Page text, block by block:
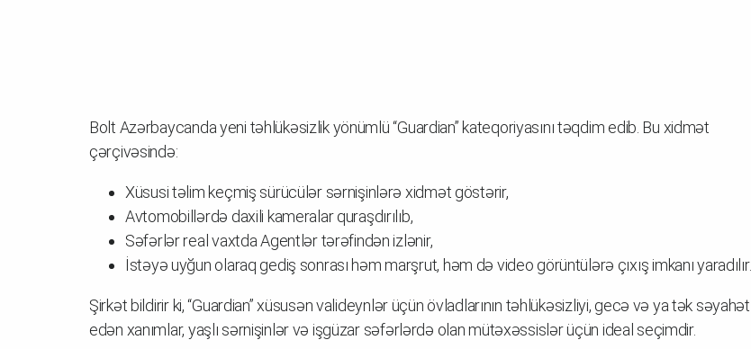
Bolt Azərbaycanda yeni təhlükəsizlik yönümlü “Guardian” kateqoriyasını təqdim edib. Bu xidmət
çərçivəsində:
Xüsusi təlim keçmiş sürücülər sərnişinlərə xidmət göstərir,
Avtomobillərdə daxili kameralar quraşdırılıb,
Səfərlər real vaxtda Agentlər tərəfindən izlənir,
İstəyə uyğun olaraq gediş sonrası həm marşrut, həm də video görüntülərə çıxış imkanı yaradılır.
Şirkət bildirir ki, “Guardian” xüsusən valideynlər üçün övladlarının təhlükəsizliyi, gecə və ya tək səyahət
edən xanımlar, yaşlı sərnişinlər və işgüzar səfərlərdə olan mütəxəssislər üçün ideal seçimdir.